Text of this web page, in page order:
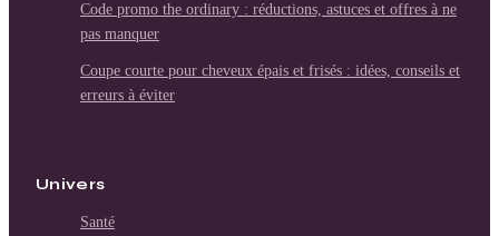
Code promo the ordinary : réductions, astuces et offres à ne
pas manquer
Coupe courte pour cheveux épais et frisés : idées, conseils et
erreurs à éviter
Univers
Santé